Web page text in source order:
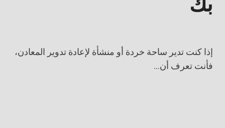
إذا كنت تدير ساحة خردة أو منشأة لإعادة تدوير المعادن،
فأنت تعرف أن...